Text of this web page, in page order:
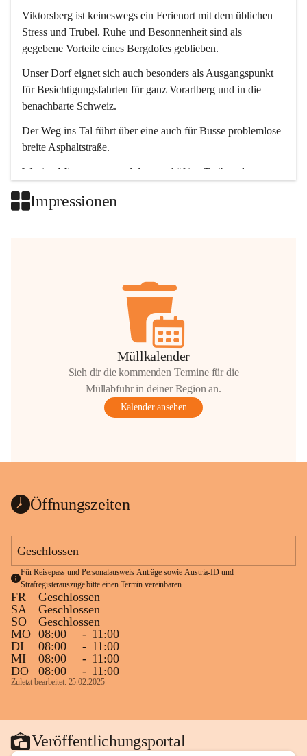
Viktorsberg ist keineswegs ein Ferienort mit dem üblichen
Stress und Trubel. Ruhe und Besonnenheit sind als
gegebene Vorteile eines Bergdofes geblieben.
Unser Dorf eignet sich auch besonders als Ausgangspunkt
für Besichtigungsfahrten für ganz Vorarlberg und in die
benachbarte Schweiz.
Der Weg ins Tal führt über eine auch für Busse problemlose
breite Asphaltstraße.
Wenige Minuten nur, und das geschäftige Treiben der
Impressionen
Müllkalender
Sieh dir die kommenden Termine für die
Müllabfuhr in deiner Region an.
Kalender ansehen
Öffnungszeiten
Geschlossen
Für Reisepass und Personalausweis Anträge sowie Austria-ID und
Strafregisterauszüge bitte einen Termin vereinbaren.
FR
Geschlossen
SA
Geschlossen
SO
Geschlossen
MO 08:00 - 11:00
DI
08:00 - 11:00
MI
08:00 - 11:00
DO
08:00 - 11:00
Zuletzt bearbeitet: 25.02.2025
Veröffentlichungsportal